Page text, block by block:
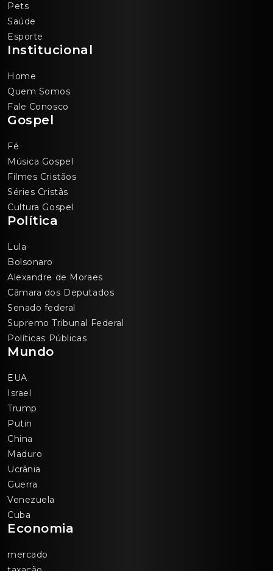
Pets
Saúde
Esporte
Institucional
Home
Quem Somos
Fale Conosco
Gospel
Fé
Música Gospel
Filmes Cristãos
Séries Cristãs
Cultura Gospel
Política
Lula
Bolsonaro
Alexandre de Moraes
Câmara dos Deputados
Senado federal
Supremo Tribunal Federal
Políticas Públicas
Mundo
EUA
Israel
Trump
Putin
China
Maduro
Ucrânia
Guerra
Venezuela
Cuba
Economia
mercado